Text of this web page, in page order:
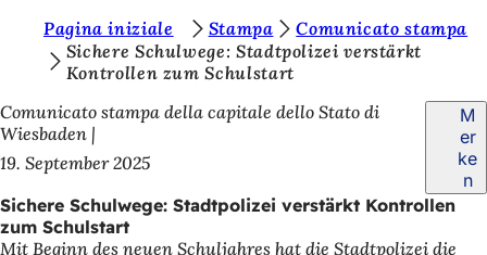
Inhalt anspringen
e
b
e
f
i
Pagina iniziale Stampa
Comunicato stampa
Sichere Schulwege: Stadtpolizei verstärkt
Kontrollen zum Schulstart
Comunicato stampa della capitale dello Stato di
Wiesbaden
19. September 2025
M
er
ke
n
Sichere Schulwege: Stadtpolizei verstärkt Kontrollen
zum Schulstart
Mit Beginn des neuen Schuljahres hat die Stadtpolizei die